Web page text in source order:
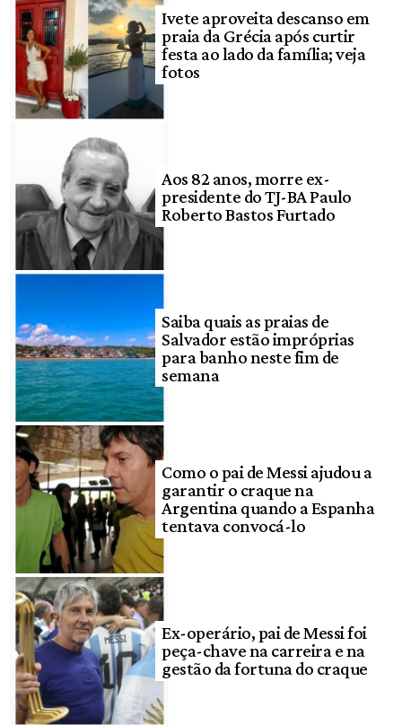
Ivete aproveita descanso em
praia da Grécia após curtir
festa ao lado da família; veja
fotos
Aos 82 anos, morre ex-
presidente do TJ-BA Paulo
Roberto Bastos Furtado
Saiba quais as praias de
Salvador estão impróprias
para banho neste fim de
semana
Como o pai de Messi ajudou a
garantir o craque na
Argentina quando a Espanha
tentava convocá-lo
Ex-operário, pai de Messi foi
peça-chave na carreira e na
gestão da fortuna do craque